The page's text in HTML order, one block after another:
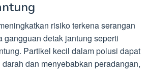
risiko terkena serangan
gangguan detak jantung seperti
Partikel kecil dalam polusi dapat
dan menyebabkan peradangan,